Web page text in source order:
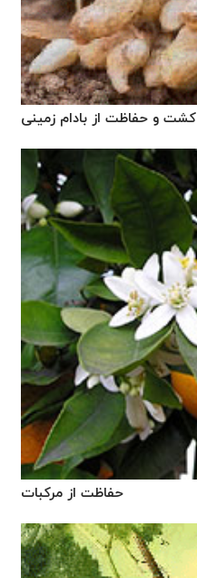
کشت و حفاظت از بادام زمینی
حفاظت از مرکبات